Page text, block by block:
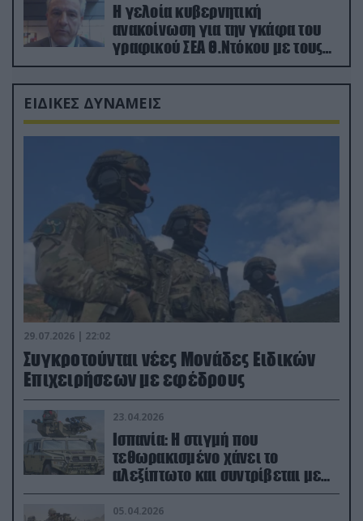
Η γελοία κυβερνητική
ανακοίνωση για την γκάφα του
γραφικού ΣΕΑ Θ.Ντόκου με τους
Ρώσους φαρσέρ
ΕΙΔΙΚΕΣ ΔΥΝΑΜΕΙΣ
29.07.2026 | 22:02
Συγκροτούνται νέες Μονάδες Ειδικών
Επιχειρήσεων με εφέδρους
23.04.2026
Ισπανία: Η στιγμή που
τεθωρακισμένο χάνει το
αλεξίπτωτο και συντρίβεται με
ορμή στο έδαφος (βίντεο)
05.04.2026